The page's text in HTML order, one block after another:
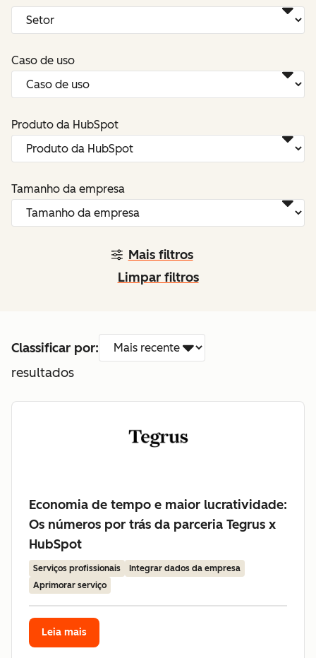
Mais filtros
Caso de uso
Produto da HubSpot
Tamanho da empresa
Limpar filtros
Classificar por:
resultados
Economia de tempo e maior lucratividade:
Os números por trás da parceria Tegrus x
HubSpot
Serviços profissionais
Integrar dados da empresa
Aprimorar serviço
Leia mais